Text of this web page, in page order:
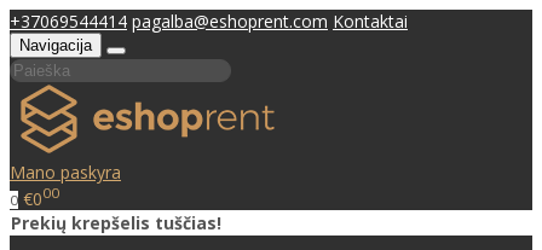
+37069544414 pagalba@eshoprent.com Kontaktai
Navigacija
Mano paskyra
0 €000
Prekių krepšelis tuščias!